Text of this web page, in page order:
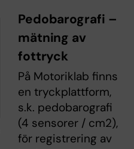
Pedobarografi –
mätning av
fottryck
På Motoriklab finns
en tryckplattform,
s.k. pedobarografi
(4 sensorer / cm2),
för registrering av